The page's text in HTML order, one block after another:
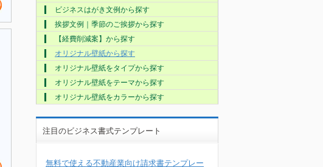
ビジネスはがき文例から探す
挨拶文例｜季節のご挨拶から探す
【経費削減案】から探す
オリジナル壁紙から探す
オリジナル壁紙をタイプから探す
オリジナル壁紙をテーマから探す
オリジナル壁紙をカラーから探す
注目のビジネス書式テンプレート
無料で使える不動産業向け請求書テンプレー